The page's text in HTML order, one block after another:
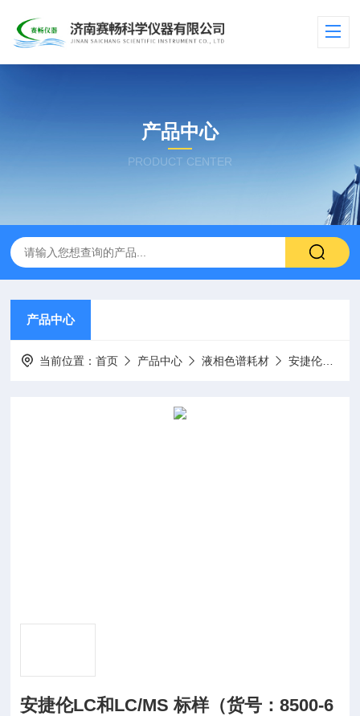
产品中心
PRODUCT CENTER
产品中心
当前位置：首页 产品中心 液相色谱耗材 安捷伦液相耗材
安捷伦LC和LC/MS 标样（货号：8500-6